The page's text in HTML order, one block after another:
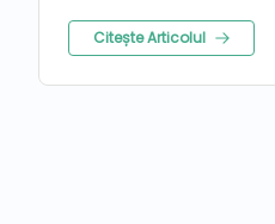
2026
Citește Articolul